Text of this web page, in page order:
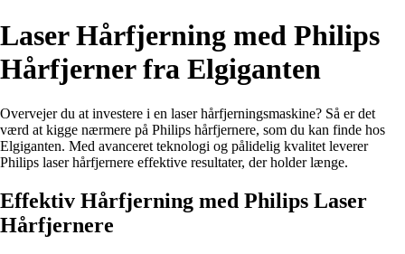
Laser Hårfjerning med Philips
Hårfjerner fra Elgiganten
Overvejer du at investere i en laser hårfjerningsmaskine? Så er det
værd at kigge nærmere på Philips hårfjernere, som du kan finde hos
Elgiganten. Med avanceret teknologi og pålidelig kvalitet leverer
Philips laser hårfjernere effektive resultater, der holder længe.
Effektiv Hårfjerning med Philips Laser
Hårfjernere